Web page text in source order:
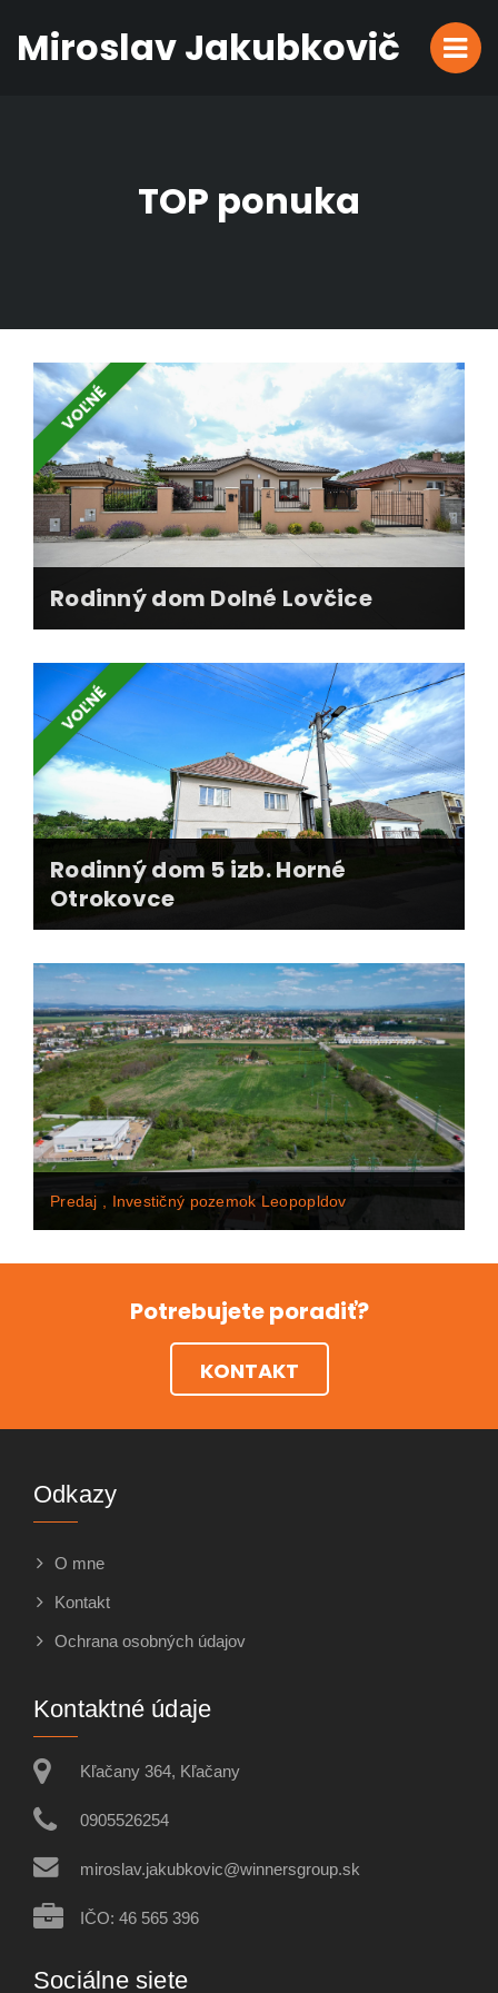
Miroslav Jakubkovič
TOP ponuka
VOĽNÉ
Rodinný dom Dolné Lovčice
275 000 €
VOĽNÉ
Rodinný dom 5 izb. Horné
Otrokovce
140 000 €
Predaj , Investičný pozemok Leopopldov
Potrebujete poradiť?
KONTAKT
Odkazy
O mne
Kontakt
Ochrana osobných údajov
Kontaktné údaje
Kľačany 364, Kľačany
0905526254
miroslav.jakubkovic@winnersgroup.sk
IČO: 46 565 396
Sociálne siete